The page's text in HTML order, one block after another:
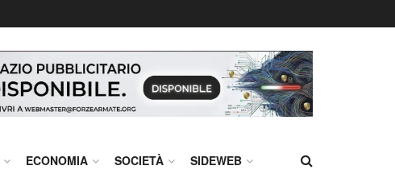
ECONOMIA SOCIETÀ SIDEWEB